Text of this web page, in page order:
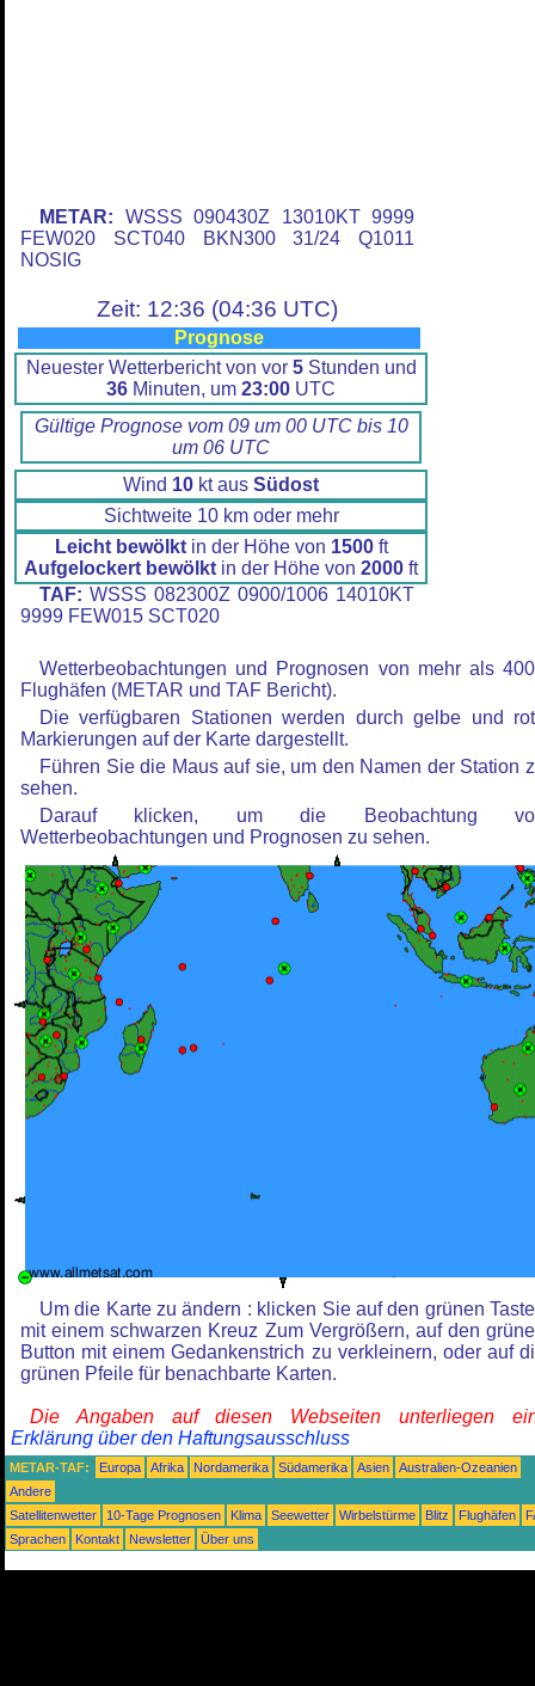
METAR: WSSS 090430Z 13010KT 9999
FEW020 SCT040 BKN300 31/24 Q1011
NOSIG
Zeit: 12:36 (04:36 UTC)
Prognose
Neuester Wetterbericht von vor 5Stunden und
36 Minuten, um 23:00 UTC
Gültige Prognose vom 09 um 00 UTC bis 10
um 06 UTC
Wind 10 kt aus Südost
Sichtweite 10 km oder mehr
Leicht bewölktin der Höhe von 1500ft
Aufgelockert bewölkt in der Höhe von 2000 ft
TAF: WSSS 082300Z 0900/1006 14010KT
9999 FEW015 SCT020
Wetterbeobachtungen und Prognosen von mehr als
Flughäfen (METAR und TAF Bericht).
Die verfügbaren Stationen werden durch gelbe und
Markierungen auf der Karte dargestellt.
Führen Sie die Maus auf sie, um den Namen der Station
sehen.
Darauf klicken, um die Beobachtung
Wetterbeobachtungen und Prognosen zu sehen.
Um die Karte zu ändern : klicken Sie auf den grünen
mit einem schwarzen Kreuz Zum Vergrößern, auf den
Button mit einem Gedankenstrich zu verkleinern, oder auf
grünen Pfeile für benachbarte Karten.
Die Angaben auf diesen Webseiten unterliegen
Erklärung über den Haftungsausschluss
METAR-TAF: Europa Afrika Nordamerika Südamerika Asien
Australien-Ozeanien
Andere
Satellitenwetter
10-Tage Prognosen Klima Seewetter Wirbelstürme Blitz Flughäfen
Sprachen
Kontakt Newsletter Über uns